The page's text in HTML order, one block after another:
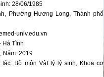
28/06/1985
Phường Hương Long, Thành phố
univ.edu.vn
Hà Tĩnh
sỹ; Năm: 2019
Bộ môn Vật lý lý sinh, Khoa cơ